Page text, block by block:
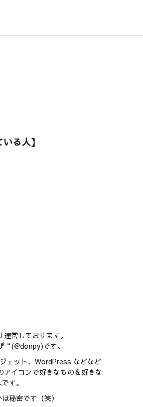
る人】
営しております。
“(@donpy)です。
ェット、WordPress などなど
アイコンで好きなものを好きな
す。
秘密です（笑）